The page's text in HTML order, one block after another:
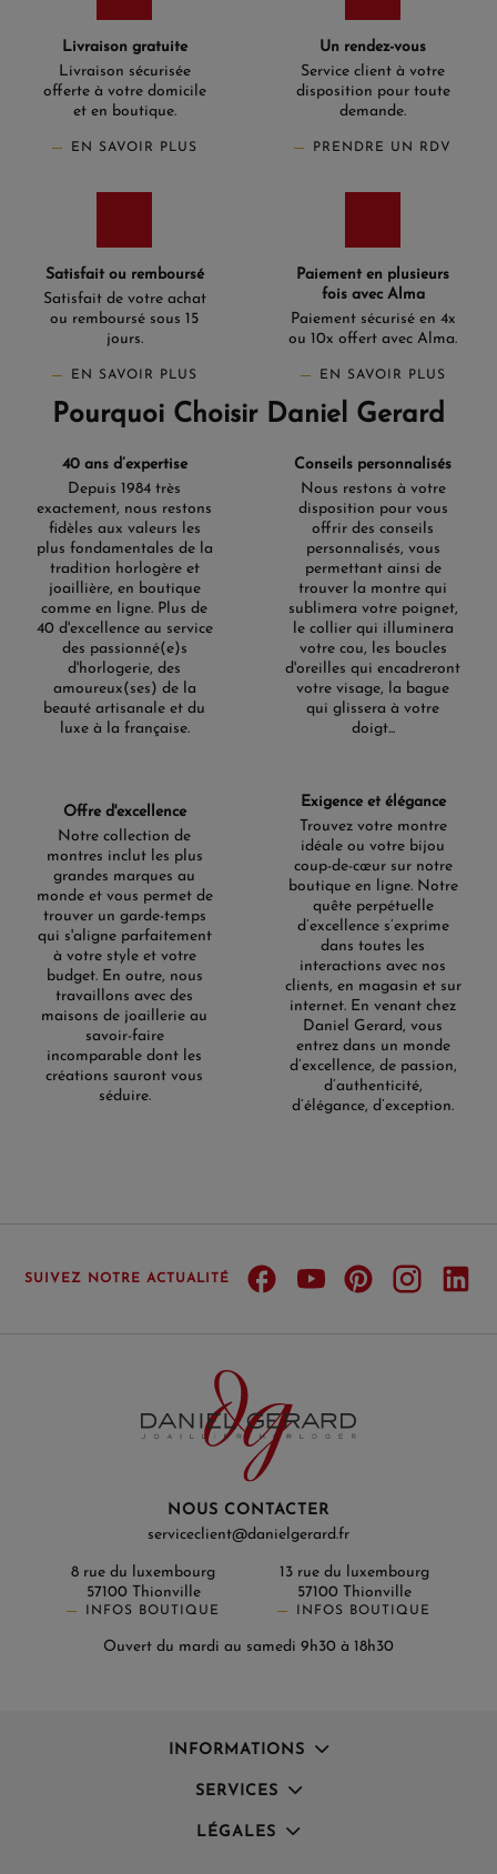
Temps
Notre collection embrasse une gamme variée de styles,
des pièces délicatement ouvragées avec des motifs
classiques aux créations modernes qui réinventent les
formes traditionnelles. Chaque
bracelet,collier
capturer les regards et sublimer votre style personnel.
pièce de notre collection promet de devenir un héritage
chéri.
Explorez Votre Prochaine Pièce de
sélection de bijoux en or jaune. Découvrez des créations
uniques qui sauront vous inspirer et ajouter une touche
d'éclat à chaque occasion. Pour une expérience
personnalisée, contactez-nous et laissez-nous vous aider à
trouver le bijou parfait qui résonne avec votre goût et
votre histoire personnelle.
Livraison gratuite
Livraison sécurisée
offerte à votre domicile
et en boutique.
EN SAVOIR PLUS
Un rendez-vous
Service client à votre
disposition pour toute
demande.
PRENDRE UN RDV
Satisfait ou remboursé
Satisfait de votre achat
ou remboursé sous 15
jours.
EN SAVOIR PLUS
Paiement en plusieurs
fois avec Alma
Paiement sécurisé en 4x
ou 10x offert avec Alma.
EN SAVOIR PLUS
Pourquoi Choisir Daniel Gerard
40 ans d’expertise
Depuis 1984 très
exactement, nous restons
fidèles aux valeurs les
plus fondamentales de la
tradition horlogère et
joaillière, en boutique
comme en ligne. Plus de
40 d'excellence au service
des passionné(e)s
d'horlogerie, des
amoureux(ses) de la
beauté artisanale et du
luxe à la française.
Conseils personnalisés
Nous restons à votre
disposition pour vous
offrir des conseils
personnalisés, vous
permettant ainsi de
trouver la montre qui
sublimera votre poignet,
le collier qui illuminera
votre cou, les boucles
d'oreilles qui encadreront
votre visage, la bague
qui glissera à votre
doigt...
Offre d'excellence
Notre collection de
montres inclut les plus
grandes marques au
monde et vous permet de
trouver un garde-temps
qui s'aligne parfaitement
à votre style et votre
budget. En outre, nous
travaillons avec des
maisons de joaillerie au
savoir-faire
incomparable dont les
créations sauront vous
séduire.
Exigence et élégance
Trouvez votre montre
idéale ou votre bijou
coup-de-cœur sur notre
boutique en ligne. Notre
quête perpétuelle
d’excellence s’exprime
dans toutes les
interactions avec nos
clients, en magasin et sur
internet. En venant chez
Daniel Gerard, vous
entrez dans un monde
d’excellence, de passion,
d’authenticité,
d’élégance, d’exception.
SUIVEZ NOTRE ACTUALITÉ
NOUS CONTACTER
serviceclient@danielgerard.fr
8 rue du luxembourg
57100 Thionville
INFOS BOUTIQUE
13 rue du luxembourg
57100 Thionville
INFOS BOUTIQUE
Ouvert du mardi au samedi 9h30 à 18h30
INFORMATIONS
SERVICES
LÉGALES